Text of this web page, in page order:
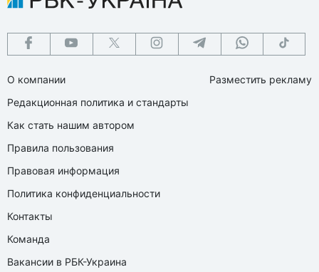
О компании
Редакционная политика и стандарты
Как стать нашим автором
Правила пользования
Правовая информация
Политика конфиденциальности
Контакты
Команда
Вакансии в РБК-Украина
Разместить рекламу